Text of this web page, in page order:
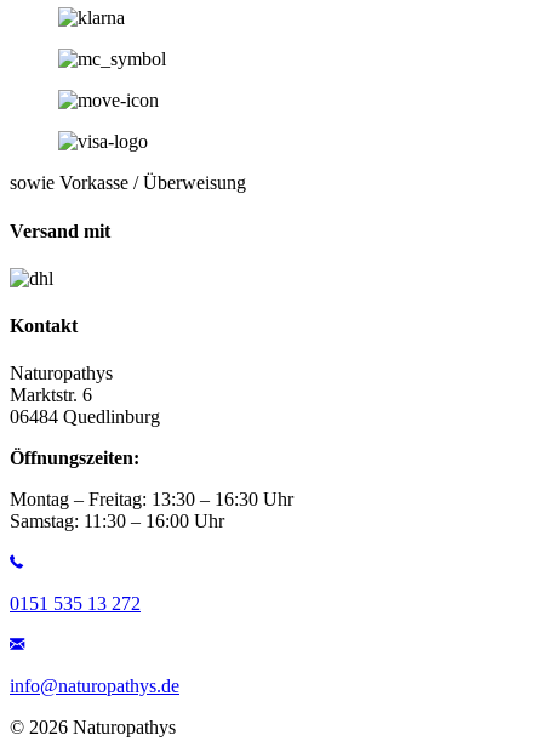
sowie Vorkasse / Überweisung
Versand mit
Kontakt
Naturopathys
Marktstr. 6
06484 Quedlinburg
Öffnungszeiten:
Montag – Freitag: 13:30 – 16:30 Uhr
Samstag: 11:30 – 16:00 Uhr
0151 535 13 272
info@naturopathys.de
© 2026 Naturopathys